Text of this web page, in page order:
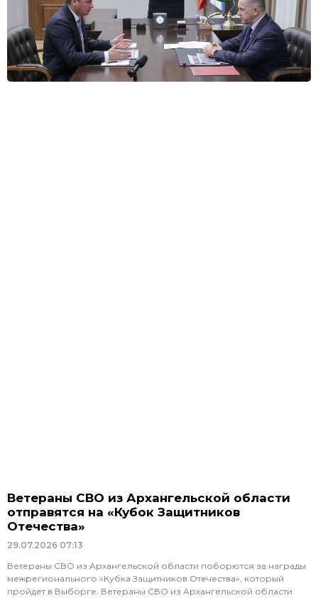
Ветераны СВО из Архангельской области
отправятся на «Кубок Защитников
Отечества»
29.07.2026 07:13
Ветераны СВО из Архангельской области поборются за награды
межрегионального «Кубка Защитников Отечества», который
пройдет в Выборге. Ветераны СВО из Архангельской области